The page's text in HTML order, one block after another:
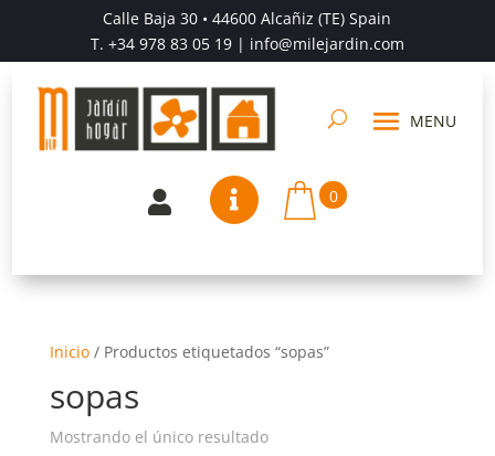
Calle Baja 30 • 44600 Alcañiz (TE) Spain
T. +34 978 83 05 19| info@milejardin.com
  0
Inicio/ Productos etiquetados “sopas”
sopas
Mostrando el único resultado